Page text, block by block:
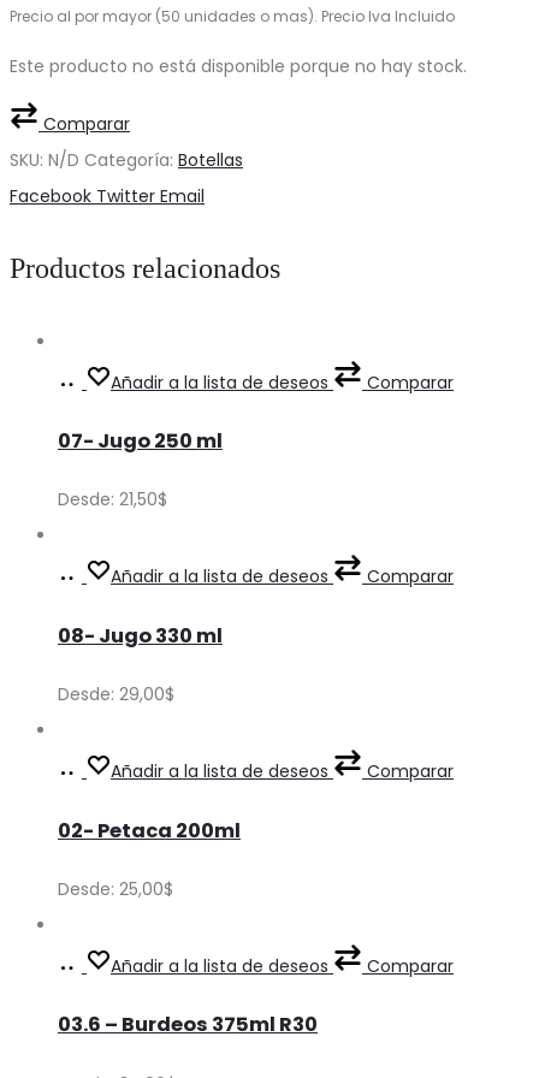
Precio al por mayor (50 unidades o mas). Precio Iva Incluido
Este producto no está disponible porque no hay stock.
Comparar
SKU: N/D Categoría: Botellas
Share
Facebook Twitter Email
Productos relacionados
Ver
This
has
The
options
may
chosen
the
page
Añadir a la lista de deseos Comparar
07- Jugo 250 ml
Desde: 21,50$
Ver
This
has
The
options
may
chosen
the
page
Añadir a la lista de deseos Comparar
08- Jugo 330 ml
Desde: 29,00$
Ver
This
has
The
options
may
Añadir a la lista de deseos Comparar
02- Petaca 200ml
Desde: 25,00$
Ver
This
has
Añadir a la lista de deseos Comparar
03.6 – Burdeos 375ml R30